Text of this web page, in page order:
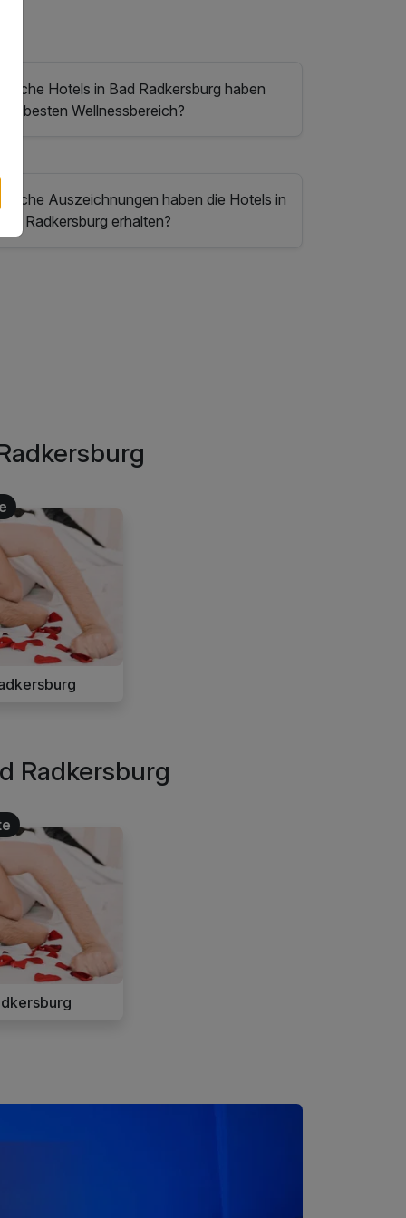
Welche Hotels in Bad Radkersburg haben
den besten Wellnessbereich?
Welche Auszeichnungen haben die Hotels in
Bad Radkersburg erhalten?
Radkersburg